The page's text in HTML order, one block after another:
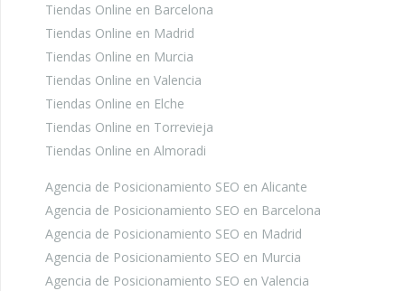
Tiendas Online en Barcelona
Tiendas Online en Madrid
Tiendas Online en Murcia
Tiendas Online en Valencia
Tiendas Online en Elche
Tiendas Online en Torrevieja
Tiendas Online en Almoradi
Agencia de Posicionamiento SEO en Alicante
Agencia de Posicionamiento SEO en Barcelona
Agencia de Posicionamiento SEO en Madrid
Agencia de Posicionamiento SEO en Murcia
Agencia de Posicionamiento SEO en Valencia